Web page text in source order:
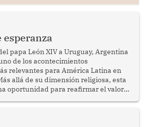
esperanza
papa León XIV a Uruguay, Argentina
de los acontecimientos
relevantes para América Latina en
allá de su dimensión religiosa, esta
oportunidad para reafirmar el valor
materia de desarrollo, cohesión